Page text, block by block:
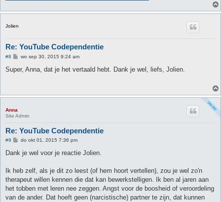
Jolien
Re: YouTube Codependentie
#8
B
r
wo sep 30, 2015 9:24 am
Super, Anna, dat je het vertaald hebt. Dank je wel, liefs, Jolien.
Anna
Site Admin
Re: YouTube Codependentie
#9
B
r
h
do okt 01, 2015 7:36 pm
Dank je wel voor je reactie Jolien.
Ik heb zelf, als je dit zo leest (of hem hoort vertellen), zou je wel zo'n
therapeut willen kennen die dat kan bewerkstelligen. Ik ben al jaren aan
het tobben met leren nee zeggen. Angst voor de boosheid of veroordeling
van de ander. Dat hoeft geen (narcistische) partner te zijn, dat kunnen